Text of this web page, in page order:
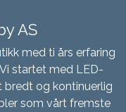
AS
med ti års erfaring
startet med LED-
bredt og kontinuerlig
som vårt fremste